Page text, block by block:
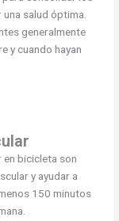
salud óptima.
generalmente
y cuando hayan
en bicicleta son
y ayudar a
150 minutos